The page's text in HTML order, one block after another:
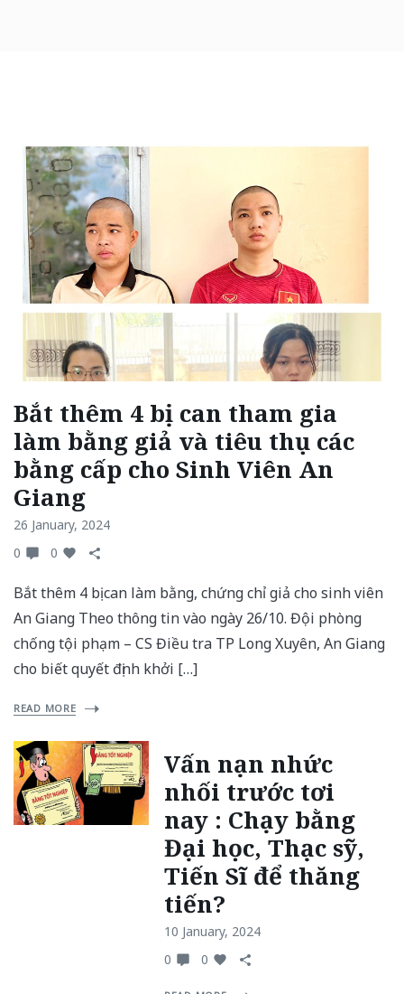
Bắt thêm 4 bị can tham gia
làm bằng giả và tiêu thụ các
bằng cấp cho Sinh Viên An
Giang
26 January, 2024
0
0
Bắt thêm 4 bị can làm bằng, chứng chỉ giả cho sinh viên
An Giang Theo thông tin vào ngày 26/10. Đội phòng
chống tội phạm – CS Điều tra TP Long Xuyên, An Giang
cho biết quyết định khởi […]
READ MORE
Vấn nạn nhức
nhối trước tơi
nay : Chạy bằng
Đại học, Thạc sỹ,
Tiến Sĩ để thăng
tiến?
10 January, 2024
0
0